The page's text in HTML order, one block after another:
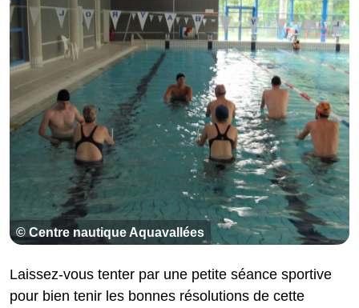
© Centre nautique Aquavallées
Laissez-vous tenter par une petite séance sportive
pour bien tenir les bonnes résolutions de cette